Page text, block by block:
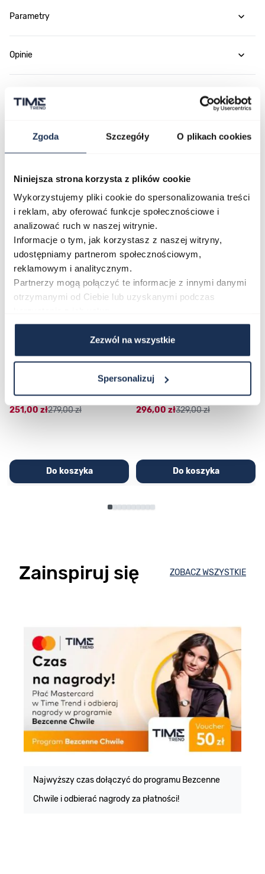
Zgoda Szczegóły O plikach cookies
Niniejsza strona korzysta z plików cookie
Wykorzystujemy pliki cookie do spersonalizowania treści
i reklam, aby oferować funkcje społecznościowe i
analizować ruch w naszej witrynie.
Informacje o tym, jak korzystasz z naszej witryny,
udostępniamy partnerom społecznościowym,
reklamowym i analitycznym.
Partnerzy mogą połączyć te informacje z innymi danymi
otrzymanymi od Ciebie lub uzyskanymi podczas
Zezwól na wszystkie
Spersonalizuj
Parametry
Opinie
Płatność i dostawa
Najczęściej kupowane
Poruszanie się po elementach karuzeli jest możliwe za pomocą
Naciśnij, aby pominąć karuzelę
Naciśnij, aby przejść do nawigacji karuzeli
CASIO Sport AE-1200WHD-
251,00 zł279,00 zł
Do koszyka
Casio Sport AQ-230GA-
9DMQYES
296,00 zł329,00 zł
Do koszyka
Zainspiruj się ZOBACZ WSZYSTKIE
Najwyższy czas dołączyć do programu Bezcenne
Chwile i odbierać nagrody za płatności!